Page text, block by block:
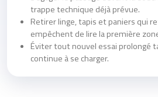
trappe technique déjà prévue.
Retirer linge, tapis et paniers qui
empêchent de lire la première
Éviter tout nouvel essai prolongé
continue à se charger.